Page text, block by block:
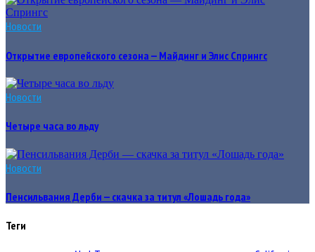
Новости
Открытие европейского сезона — Майдинг и Элис Спрингс
Новости
Четыре часа во льду
Новости
Пенсильвания Дерби — cкачка за титул «Лошадь года»
Теги